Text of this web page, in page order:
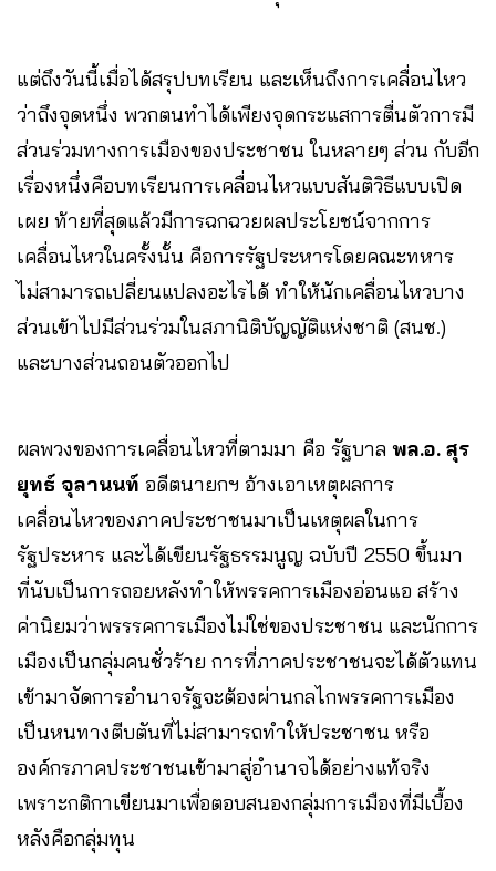
แต่ถึงวันนี้เมื่อได้สรุปบทเรียน และเห็นถึงการเคลื่อนไหว
ว่าถึงจุดหนึ่ง พวกตนทำได้เพียงจุดกระแสการตื่นตัวการมี
ส่วนร่วมทางการเมืองของประชาชน ในหลายๆ ส่วน กับอีก
เรื่องหนึ่งคือบทเรียนการเคลื่อนไหวแบบสันติวิธีแบบเปิด
เผย ท้ายที่สุดแล้วมีการฉกฉวยผลประโยชน์จากการ
เคลื่อนไหวในครั้งนั้น คือการรัฐประหารโดยคณะทหาร
ไม่สามารถเปลี่ยนแปลงอะไรได้ ทำให้นักเคลื่อนไหวบาง
ส่วนเข้าไปมีส่วนร่วมในสภานิติบัญญัติแห่งชาติ (สนช.)
และบางส่วนถอนตัวออกไป
ผลพวงของการเคลื่อนไหวที่ตามมา คือ รัฐบาล พล.อ. สุร
ยุทธ์ จุลานนท์ อดีตนายกฯ อ้างเอาเหตุผลการ
เคลื่อนไหวของภาคประชาชนมาเป็นเหตุผลในการ
รัฐประหาร และได้เขียนรัฐธรรมนูญ ฉบับปี 2550 ขึ้นมา
ที่นับเป็นการถอยหลังทำให้พรรคการเมืองอ่อนแอ สร้าง
ค่านิยมว่าพรรรคการเมืองไม่ใช่ของประชาชน และนักการ
เมืองเป็นกลุ่มคนชั่วร้าย การที่ภาคประชาชนจะได้ตัวแทน
เข้ามาจัดการอำนาจรัฐจะต้องผ่านกลไกพรรคการเมือง
เป็นหนทางตีบตันที่ไม่สามารถทำให้ประชาชน หรือ
องค์กรภาคประชาชนเข้ามาสู่อำนาจได้อย่างแท้จริง
เพราะกติกาเขียนมาเพื่อตอบสนองกลุ่มการเมืองที่มีเบื้อง
หลังคือกลุ่มทุน